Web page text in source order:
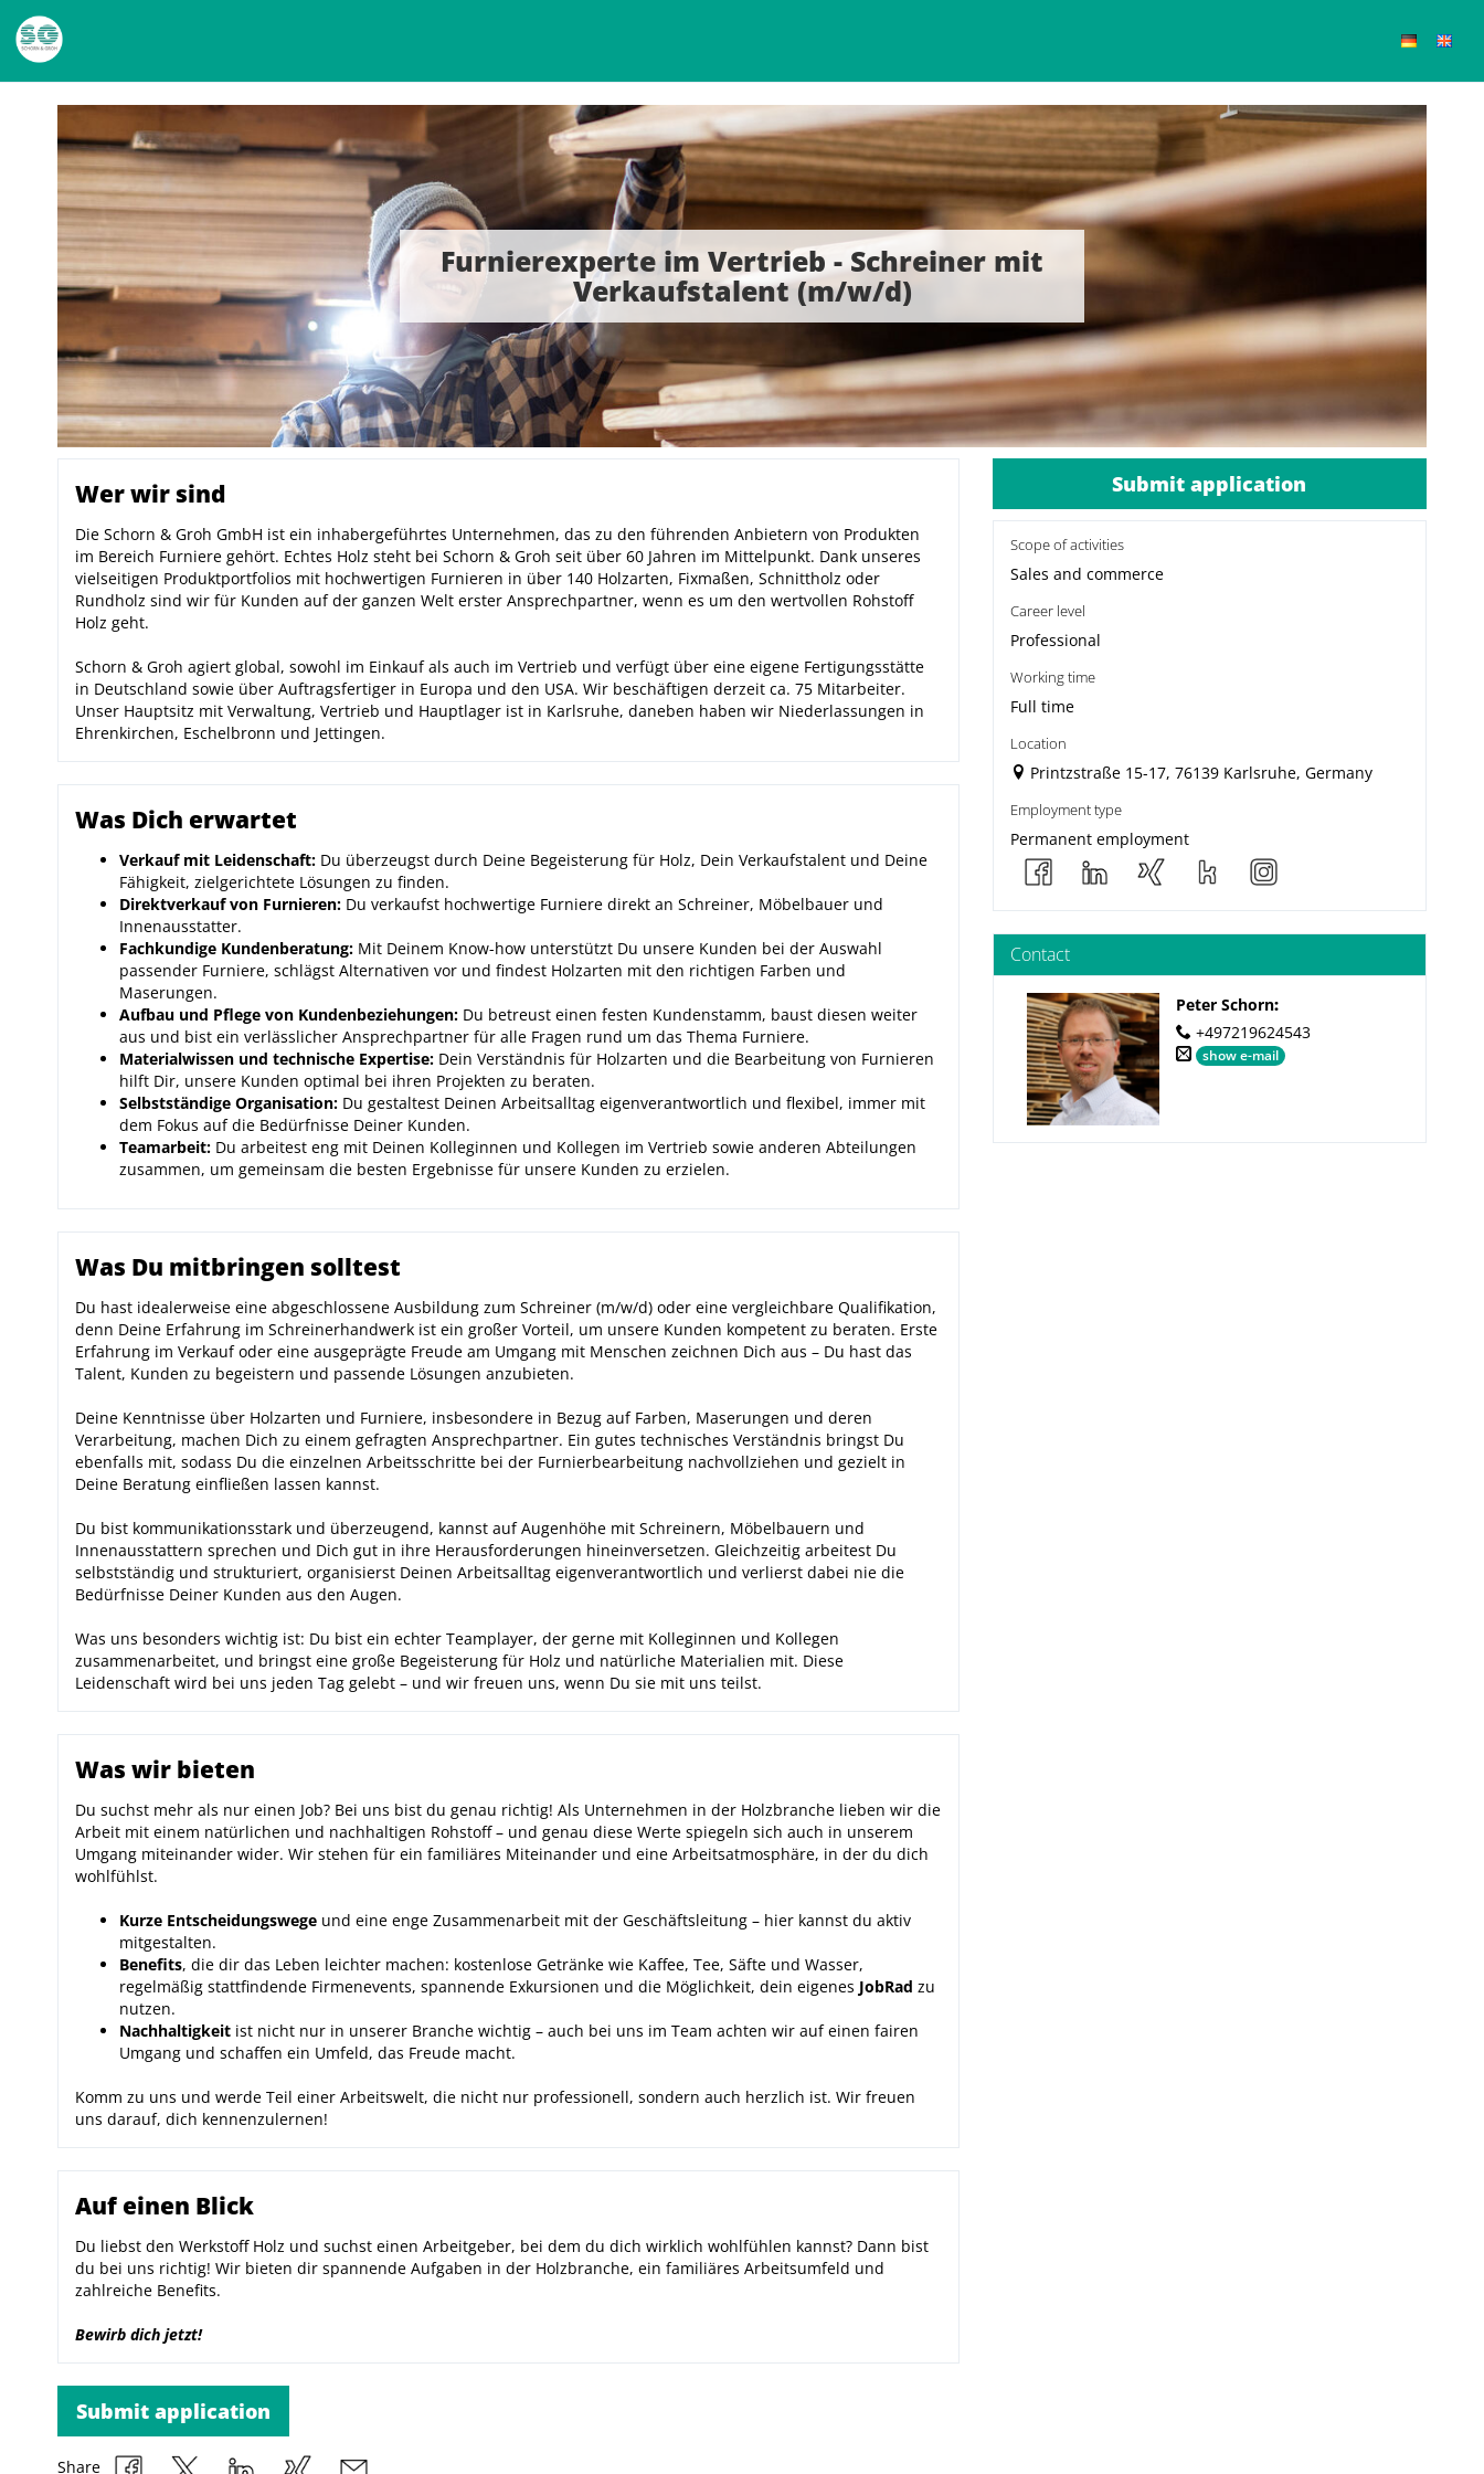
Furnierexperte im Vertrieb - Schreiner mit
Verkaufstalent (m/w/d)
Wer wir sind
Die Schorn & Groh GmbH ist ein inhabergeführtes Unternehmen, das zu den führenden Anbietern von Produkten
im Bereich Furniere gehört. Echtes Holz steht bei Schorn & Groh seit über 60 Jahren im Mittelpunkt. Dank unseres
vielseitigen Produktportfolios mit hochwertigen Furnieren in über 140 Holzarten, Fixmaßen, Schnittholz oder
Rundholz sind wir für Kunden auf der ganzen Welt erster Ansprechpartner, wenn es um den wertvollen Rohstoff
Holz geht.
Schorn & Groh agiert global, sowohl im Einkauf als auch im Vertrieb und verfügt über eine eigene Fertigungsstätte
in Deutschland sowie über Auftragsfertiger in Europa und den USA. Wir beschäftigen derzeit ca. 75 Mitarbeiter.
Unser Hauptsitz mit Verwaltung, Vertrieb und Hauptlager ist in Karlsruhe, daneben haben wir Niederlassungen in
Ehrenkirchen, Eschelbronn und Jettingen.
Was Dich erwartet
Verkauf mit Leidenschaft: Du überzeugst durch Deine Begeisterung für Holz, Dein Verkaufstalent und Deine
Fähigkeit, zielgerichtete Lösungen zu finden.
Direktverkauf von Furnieren: Du verkaufst hochwertige Furniere direkt an Schreiner, Möbelbauer und
Innenausstatter.
Fachkundige Kundenberatung: Mit Deinem Know-how unterstützt Du unsere Kunden bei der Auswahl
passender Furniere, schlägst Alternativen vor und findest Holzarten mit den richtigen Farben und
Maserungen.
Aufbau und Pflege von Kundenbeziehungen: Du betreust einen festen Kundenstamm, baust diesen weiter
aus und bist ein verlässlicher Ansprechpartner für alle Fragen rund um das Thema Furniere.
Materialwissen und technische Expertise: Dein Verständnis für Holzarten und die Bearbeitung von Furnieren
hilft Dir, unsere Kunden optimal bei ihren Projekten zu beraten.
Selbstständige Organisation: Du gestaltest Deinen Arbeitsalltag eigenverantwortlich und flexibel, immer mit
dem Fokus auf die Bedürfnisse Deiner Kunden.
Teamarbeit: Du arbeitest eng mit Deinen Kolleginnen und Kollegen im Vertrieb sowie anderen Abteilungen
zusammen, um gemeinsam die besten Ergebnisse für unsere Kunden zu erzielen.
Was Du mitbringen solltest
Du hast idealerweise eine abgeschlossene Ausbildung zum Schreiner (m/w/d) oder eine vergleichbare Qualifikation,
denn Deine Erfahrung im Schreinerhandwerk ist ein großer Vorteil, um unsere Kunden kompetent zu beraten. Erste
Erfahrung im Verkauf oder eine ausgeprägte Freude am Umgang mit Menschen zeichnen Dich aus – Du hast das
Talent, Kunden zu begeistern und passende Lösungen anzubieten.
Deine Kenntnisse über Holzarten und Furniere, insbesondere in Bezug auf Farben, Maserungen und deren
Verarbeitung, machen Dich zu einem gefragten Ansprechpartner. Ein gutes technisches Verständnis bringst Du
ebenfalls mit, sodass Du die einzelnen Arbeitsschritte bei der Furnierbearbeitung nachvollziehen und gezielt in
Deine Beratung einfließen lassen kannst.
Du bist kommunikationsstark und überzeugend, kannst auf Augenhöhe mit Schreinern, Möbelbauern und
Innenausstattern sprechen und Dich gut in ihre Herausforderungen hineinversetzen. Gleichzeitig arbeitest Du
selbstständig und strukturiert, organisierst Deinen Arbeitsalltag eigenverantwortlich und verlierst dabei nie die
Bedürfnisse Deiner Kunden aus den Augen.
Was uns besonders wichtig ist: Du bist ein echter Teamplayer, der gerne mit Kolleginnen und Kollegen
zusammenarbeitet, und bringst eine große Begeisterung für Holz und natürliche Materialien mit. Diese
Leidenschaft wird bei uns jeden Tag gelebt – und wir freuen uns, wenn Du sie mit uns teilst.
Was wir bieten
Du suchst mehr als nur einen Job? Bei uns bist du genau richtig! Als Unternehmen in der Holzbranche lieben wir die
Arbeit mit einem natürlichen und nachhaltigen Rohstoff – und genau diese Werte spiegeln sich auch in unserem
Umgang miteinander wider. Wir stehen für ein familiäres Miteinander und eine Arbeitsatmosphäre, in der du dich
wohlfühlst.
Kurze Entscheidungswege und eine enge Zusammenarbeit mit der Geschäftsleitung – hier kannst du aktiv
mitgestalten.
Benefits, die dir das Leben leichter machen: kostenlose Getränke wie Kaffee, Tee, Säfte und Wasser,
regelmäßig stattfindende Firmenevents, spannende Exkursionen und die Möglichkeit, dein eigenes JobRad zu
nutzen.
Nachhaltigkeit ist nicht nur in unserer Branche wichtig – auch bei uns im Team achten wir auf einen fairen
Umgang und schaffen ein Umfeld, das Freude macht.
Komm zu uns und werde Teil einer Arbeitswelt, die nicht nur professionell, sondern auch herzlich ist. Wir freuen
uns darauf, dich kennenzulernen!
Auf einen Blick
Du liebst den Werkstoff Holz und suchst einen Arbeitgeber, bei dem du dich wirklich wohlfühlen kannst? Dann bist
du bei uns richtig! Wir bieten dir spannende Aufgaben in der Holzbranche, ein familiäres Arbeitsumfeld und
zahlreiche Benefits.
Bewirb dich jetzt!
Submit application
Share
Submit application
Scope of activities
Sales and commerce
Career level
Professional
Working time
Full time
Location
Printzstraße 15-17, 76139 Karlsruhe, Germany
Employment type
Permanent employment
Contact
Peter Schorn:
+497219624543
show e-mail